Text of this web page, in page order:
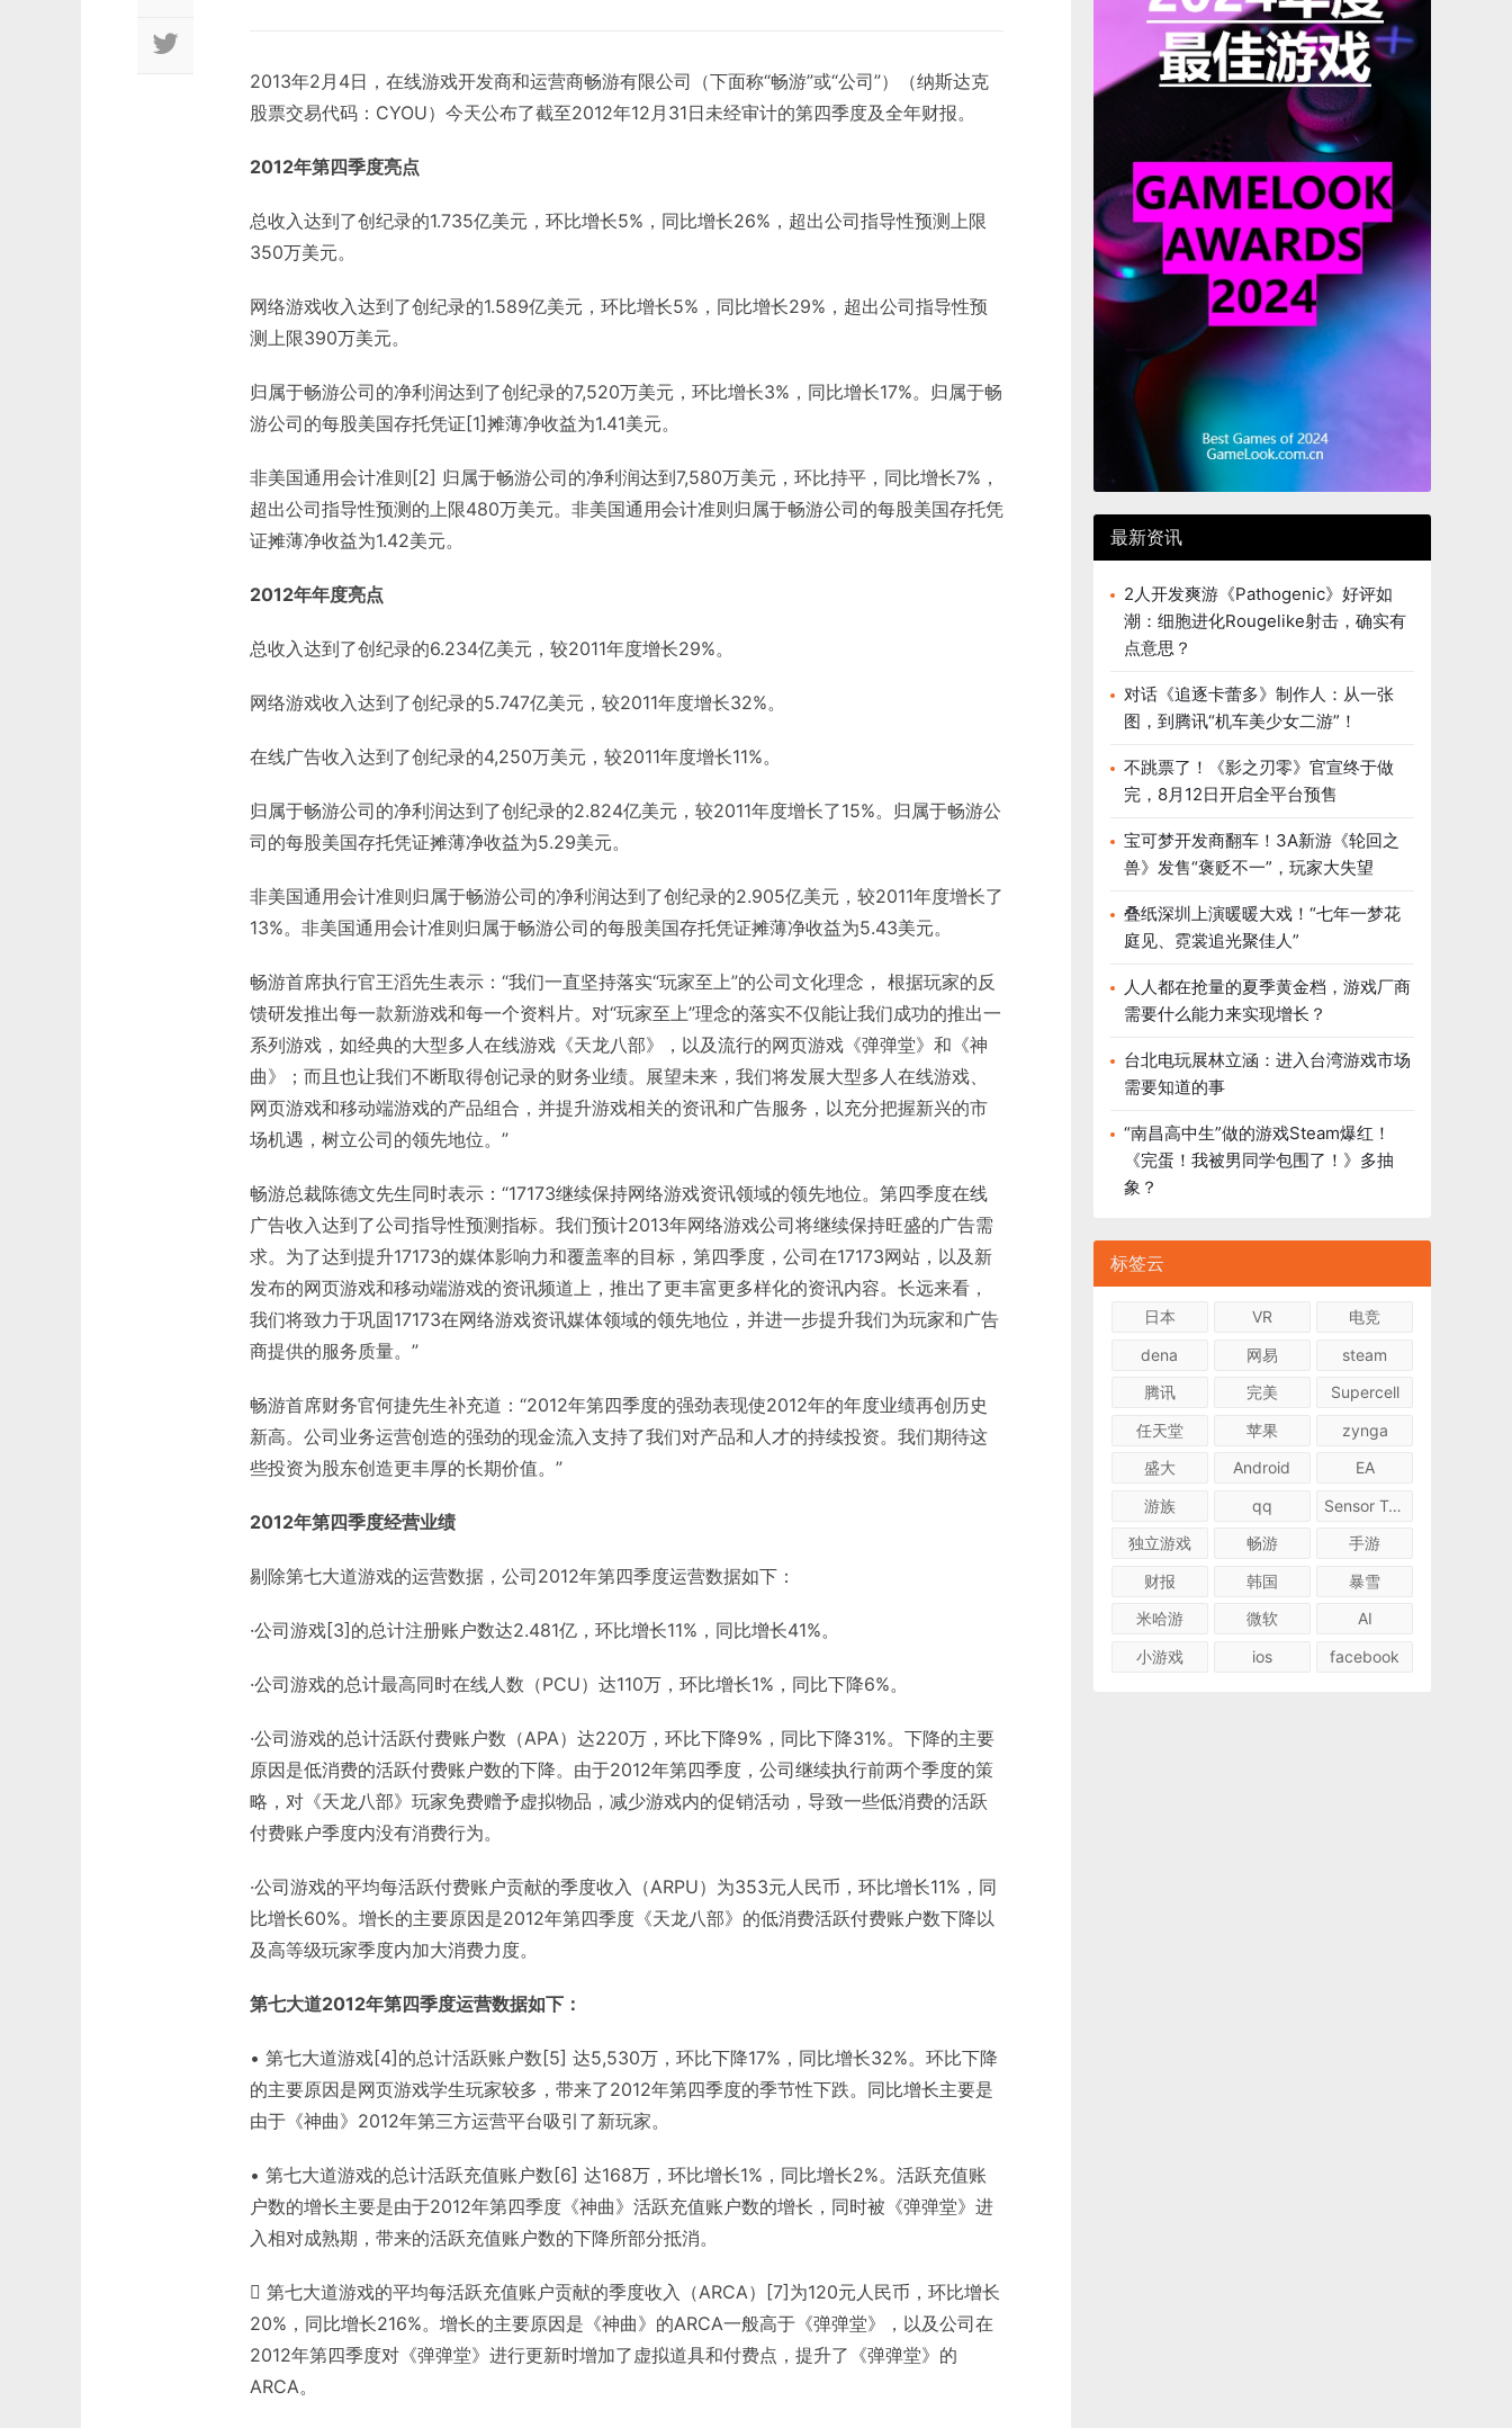
2013年2月4日，在线游戏开发商和运营商畅游有限公司（下面称“畅游”或“公司”）（纳斯达克
股票交易代码：CYOU）今天公布了截至2012年12月31日未经审计的第四季度及全年财报。
2012年第四季度亮点
总收入达到了创纪录的1.735亿美元，环比增长5%，同比增长26%，超出公司指导性预测上限
350万美元。
网络游戏收入达到了创纪录的1.589亿美元，环比增长5%，同比增长29%，超出公司指导性预
测上限390万美元。
归属于畅游公司的净利润达到了创纪录的7,520万美元，环比增长3%，同比增长17%。归属于畅
游公司的每股美国存托凭证[1]摊薄净收益为1.41美元。
非美国通用会计准则[2] 归属于畅游公司的净利润达到7,580万美元，环比持平，同比增长7%，
超出公司指导性预测的上限480万美元。非美国通用会计准则归属于畅游公司的每股美国存托凭
证摊薄净收益为1.42美元。
2012年年度亮点
总收入达到了创纪录的6.234亿美元，较2011年度增长29%。
网络游戏收入达到了创纪录的5.747亿美元，较2011年度增长32%。
在线广告收入达到了创纪录的4,250万美元，较2011年度增长11%。
归属于畅游公司的净利润达到了创纪录的2.824亿美元，较2011年度增长了15%。归属于畅游公
司的每股美国存托凭证摊薄净收益为5.29美元。
非美国通用会计准则归属于畅游公司的净利润达到了创纪录的2.905亿美元，较2011年度增长了
13%。非美国通用会计准则归属于畅游公司的每股美国存托凭证摊薄净收益为5.43美元。
畅游首席执行官王滔先生表示：“我们一直坚持落实“玩家至上”的公司文化理念， 根据玩家的反
馈研发推出每一款新游戏和每一个资料片。对“玩家至上”理念的落实不仅能让我们成功的推出一
系列游戏，如经典的大型多人在线游戏《天龙八部》，以及流行的网页游戏《弹弹堂》和《神
曲》；而且也让我们不断取得创记录的财务业绩。展望未来，我们将发展大型多人在线游戏、
网页游戏和移动端游戏的产品组合，并提升游戏相关的资讯和广告服务，以充分把握新兴的市
场机遇，树立公司的领先地位。”
畅游总裁陈德文先生同时表示：“17173继续保持网络游戏资讯领域的领先地位。第四季度在线
广告收入达到了公司指导性预测指标。我们预计2013年网络游戏公司将继续保持旺盛的广告需
求。为了达到提升17173的媒体影响力和覆盖率的目标，第四季度，公司在17173网站，以及新
发布的网页游戏和移动端游戏的资讯频道上，推出了更丰富更多样化的资讯内容。长远来看，
我们将致力于巩固17173在网络游戏资讯媒体领域的领先地位，并进一步提升我们为玩家和广告
商提供的服务质量。”
畅游首席财务官何捷先生补充道：“2012年第四季度的强劲表现使2012年的年度业绩再创历史
新高。公司业务运营创造的强劲的现金流入支持了我们对产品和人才的持续投资。我们期待这
些投资为股东创造更丰厚的长期价值。”
2012年第四季度经营业绩
剔除第七大道游戏的运营数据，公司2012年第四季度运营数据如下：
·公司游戏[3]的总计注册账户数达2.481亿，环比增长11%，同比增长41%。
·公司游戏的总计最高同时在线人数（PCU）达110万，环比增长1%，同比下降6%。
·公司游戏的总计活跃付费账户数（APA）达220万，环比下降9%，同比下降31%。下降的主要
原因是低消费的活跃付费账户数的下降。由于2012年第四季度，公司继续执行前两个季度的策
略，对《天龙八部》玩家免费赠予虚拟物品，减少游戏内的促销活动，导致一些低消费的活跃
付费账户季度内没有消费行为。
·公司游戏的平均每活跃付费账户贡献的季度收入（ARPU）为353元人民币，环比增长11%，同
比增长60%。增长的主要原因是2012年第四季度《天龙八部》的低消费活跃付费账户数下降以
及高等级玩家季度内加大消费力度。
第七大道2012年第四季度运营数据如下：
• 第七大道游戏[4]的总计活跃账户数[5] 达5,530万，环比下降17%，同比增长32%。环比下降
的主要原因是网页游戏学生玩家较多，带来了2012年第四季度的季节性下跌。同比增长主要是
由于《神曲》2012年第三方运营平台吸引了新玩家。
• 第七大道游戏的总计活跃充值账户数[6] 达168万，环比增长1%，同比增长2%。活跃充值账
户数的增长主要是由于2012年第四季度《神曲》活跃充值账户数的增长，同时被《弹弹堂》进
入相对成熟期，带来的活跃充值账户数的下降所部分抵消。
 第七大道游戏的平均每活跃充值账户贡献的季度收入（ARCA）[7]为120元人民币，环比增长
20%，同比增长216%。增长的主要原因是《神曲》的ARCA一般高于《弹弹堂》，以及公司在
2012年第四季度对《弹弹堂》进行更新时增加了虚拟道具和付费点，提升了《弹弹堂》的
ARCA。
最新资讯
2人开发爽游《Pathogenic》好评如
潮：细胞进化Rougelike射击，确实有
点意思？
对话《追逐卡蕾多》制作人：从一张
图，到腾讯“机车美少女二游”！
不跳票了！《影之刃零》官宣终于做
完，8月12日开启全平台预售
宝可梦开发商翻车！3A新游《轮回之
兽》发售“褒贬不一”，玩家大失望
叠纸深圳上演暖暖大戏！“七年一梦花
庭见、霓裳追光聚佳人”
人人都在抢量的夏季黄金档，游戏厂商
需要什么能力来实现增长？
台北电玩展林立涵：进入台湾游戏市场
需要知道的事
“南昌高中生”做的游戏Steam爆红！
《完蛋！我被男同学包围了！》多抽
象？
标签云
日本 VR
电竞
dena
网易
steam
腾讯
完美
Supercell
任天堂
苹果
zynga
盛大
Android
EA
游族
qq
Sensor Tower
独立游戏
畅游
手游
财报
韩国
暴雪
米哈游
微软
AI
小游戏
ios facebook